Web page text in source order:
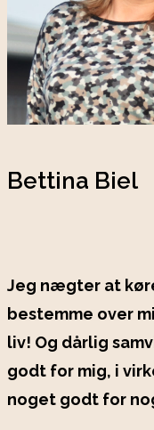
Bettina Biel
Jeg nægter at
bestemme over
liv! Og dårlig
godt for mig, i
noget godt for